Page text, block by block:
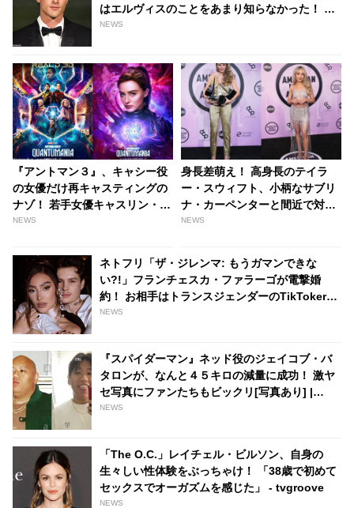
はエルヴィスのことをあまり知らなかった！ デ
ィズニー映画でエルヴィスを知る［動画あり］
NEWS
『アントマン３』、キャシー役
の女優だけ再キャスティングの
ナゾ！ 若手女優キャスリン・ニ
ュートンが“３代目キャシー”に
tvgroove
NEWS
身長差萌え！ 高身長のテイラ
ー・スウィフト、小柄なサブリ
ナ・カーペンターと間近で対面
したときに思わずとってしまっ
NEWS
ネトフリ「ザ・ジレンマ: もうガマンできな
い?!」フランチェスカ・ファラーゴが電撃婚
約！ お相手はトランスジェンダーのTikToker、
しあわせいっぱいの姿をシェア［写真あり］ -
NEWS
『スパイダーマン』ネッド役のジェイコブ・バ
タロンが、なんと４５キロの減量に成功！ 激ヤ
セ写真にファンたちもビックリ[写真あり] |
tvgroove
NEWS
「The O.C.」レイチェル・ビルソン、自身の
生々しい性体験をぶっちゃけ！ 「38歳で初めて
セックスでオーガズムを感じた」 - tvgroove
NEWS